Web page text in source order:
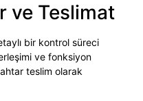
ve Teslimat
bir kontrol süreci
ve fonksiyon
teslim olarak